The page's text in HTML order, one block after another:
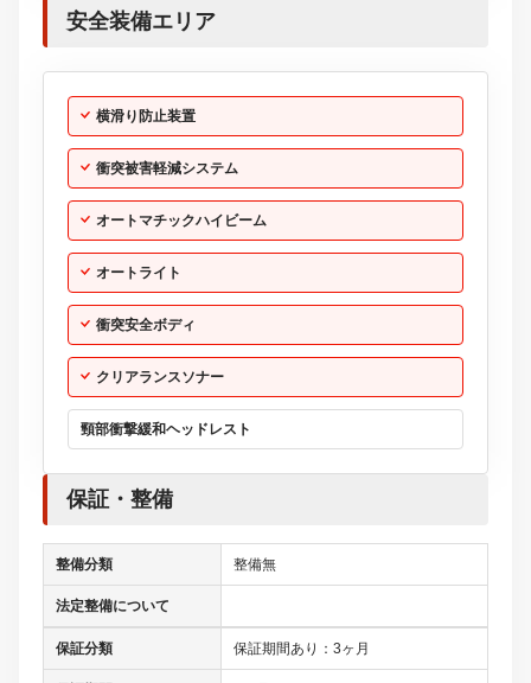
オートライト
クリアランスソナー
頸部衝撃緩和ヘッドレスト
保証・整備
整備分類 整備無
法定整備について
保証分類
保証期間 3ヶ月
保証コメント
Goo鑑定評価
車体(車両外装)